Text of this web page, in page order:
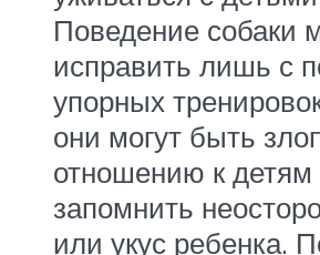
Поведение собаки
исправить лишь с
упорных
они могут быть
отношению к детям
запомнить
или укус ребенка.